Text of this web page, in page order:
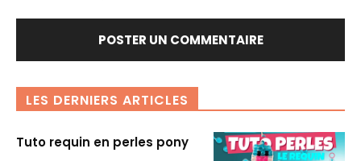
LES DERNIERS ARTICLES
Tuto requin en perles pony